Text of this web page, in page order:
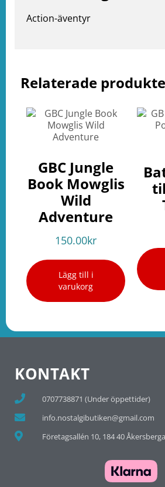
Relaterade
GBC Jungle
Book Mowglis
Wild
Adventure
150.00kr
Lägg till i
varukorg
Action-äventyr
KONTAKT
0707738871 (Under öppettider)
info.nostalgibutiken@gmail.com
Företagsallén 10, 184 40 Åkersberga